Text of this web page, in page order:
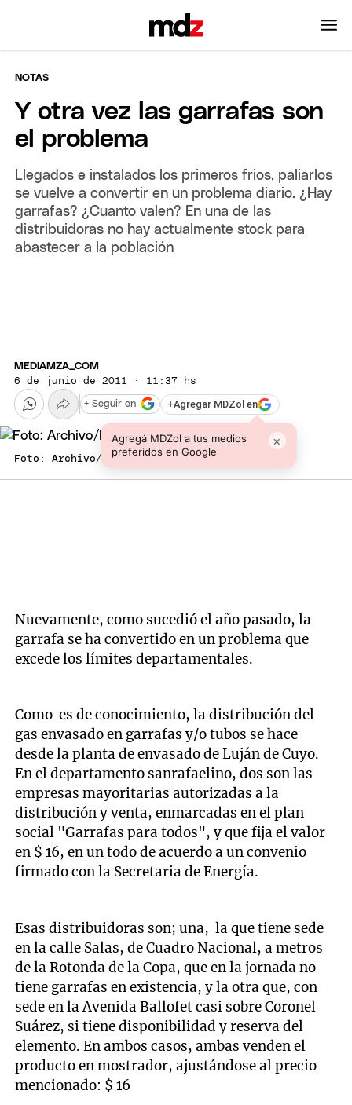
NOTAS
Y otra vez las garrafas son
el problema
Llegados e instalados los primeros frios, paliarlos
se vuelve a convertir en un problema diario. ¿Hay
garrafas? ¿Cuanto valen? En una de las
distribuidoras no hay actualmente stock para
abastecer a la población
MEDIAMZA_COM
6 de junio de 2011 · 11:37 hs
+Agregar MDZol en
Agregá MDZol a tus medios
preferidos en Google
×
+ Seguir en
Foto: Archivo/Mediamza.com
Nuevamente, como sucedió el año pasado, la
garrafa se ha convertido en un problema que
excede los límites departamentales.
Como es de conocimiento, la distribución del
gas envasado en garrafas y/o tubos se hace
desde la planta de envasado de Luján de Cuyo.
En el departamento sanrafaelino, dos son las
empresas mayoritarias autorizadas a la
distribución y venta, enmarcadas en el plan
social "Garrafas para todos", y que fija el valor
en $ 16, en un todo de acuerdo a un convenio
firmado con la Secretaria de Energía.
Esas distribuidoras son; una, la que tiene sede
en la calle Salas, de Cuadro Nacional, a metros
de la Rotonda de la Copa, que en la jornada no
tiene garrafas en existencia, y la otra que, con
sede en la Avenida Ballofet casi sobre Coronel
Suárez, si tiene disponibilidad y reserva del
elemento. En ambos casos, ambas venden el
producto en mostrador, ajustándose al precio
mencionado: $ 16